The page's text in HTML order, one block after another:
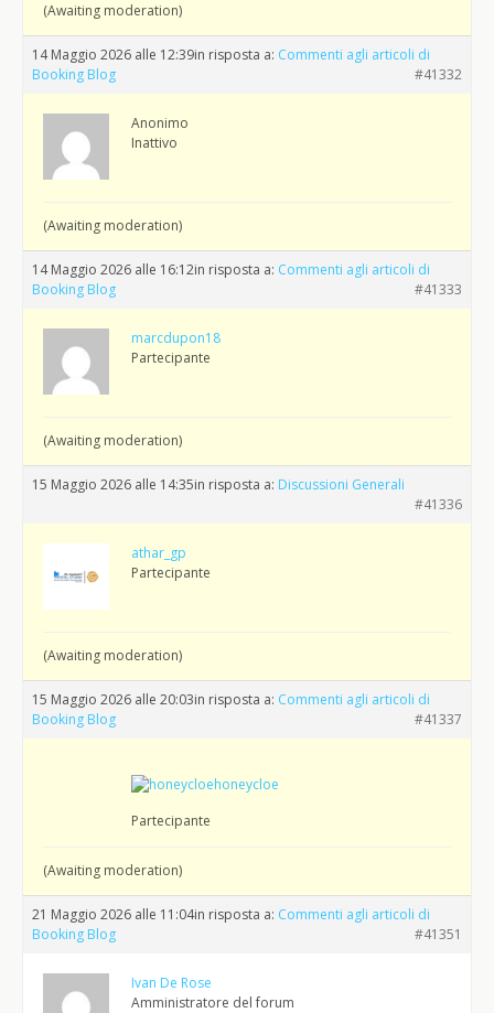
(Awaiting moderation)
14 Maggio 2026 alle 12:39in risposta a: Commenti agli articoli di
Booking Blog
#41332
Anonimo
Inattivo
(Awaiting moderation)
14 Maggio 2026 alle 16:12in risposta a: Commenti agli articoli di
Booking Blog
#41333
marcdupon18
Partecipante
(Awaiting moderation)
15 Maggio 2026 alle 14:35in risposta a: Discussioni Generali
#41336
athar_gp
Partecipante
(Awaiting moderation)
15 Maggio 2026 alle 20:03in risposta a: Commenti agli articoli di
Booking Blog
#41337
honeycloe
Partecipante
(Awaiting moderation)
21 Maggio 2026 alle 11:04in risposta a: Commenti agli articoli di
Booking Blog
#41351
Ivan De Rose
Amministratore del forum